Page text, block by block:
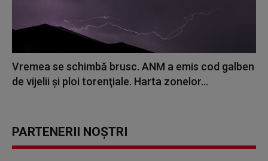
Vremea se schimbă brusc. ANM a emis cod galben
de vijelii şi ploi torenţiale. Harta zonelor...
PARTENERII NOȘTRI